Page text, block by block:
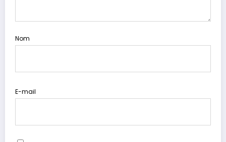
Nom
E-mail